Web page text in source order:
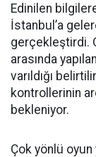
Edinilen
İstanbul’a
gerçekleştirdi.
arasında
varıldığı
kontrollerinin
bekleniyor.
Çok yönlü oyun